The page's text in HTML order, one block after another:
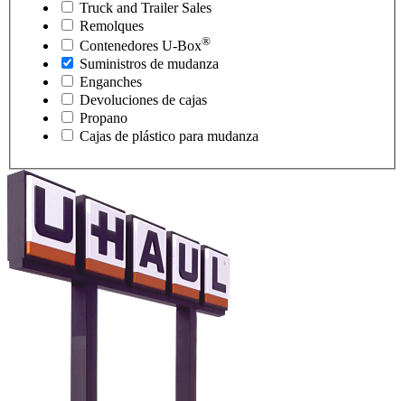
Truck and Trailer Sales
Remolques
Contenedores U-Box®
Suministros de mudanza
Enganches
Devoluciones de cajas
Propano
Cajas de plástico para mudanza